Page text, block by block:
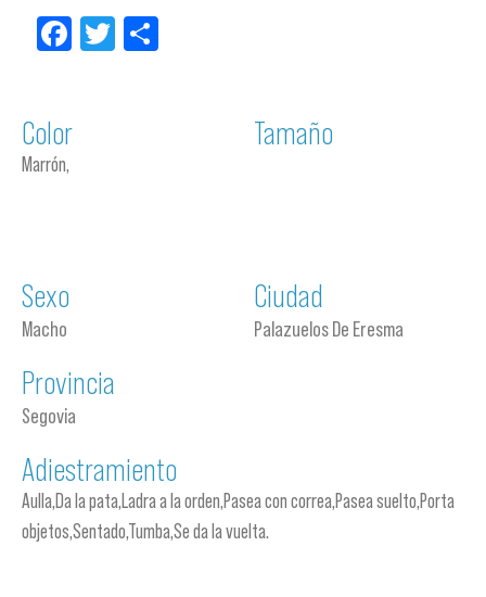
Facebook
Twitter
Color
Marrón,
Tamaño
Sexo
Macho
Ciudad
Palazuelos De Eresma
Provincia
Segovia
Adiestramiento
Aulla,Da la pata,Ladra a la orden,Pasea con correa,Pasea suelto,Porta
objetos,Sentado,Tumba,Se da la vuelta.